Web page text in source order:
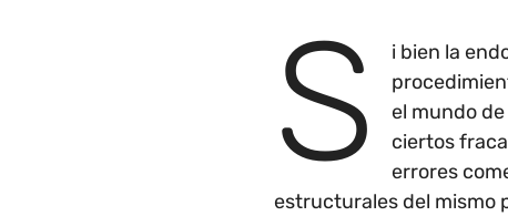
S
i bien la
el mundo
ciertos
errores
estructurales del mismo